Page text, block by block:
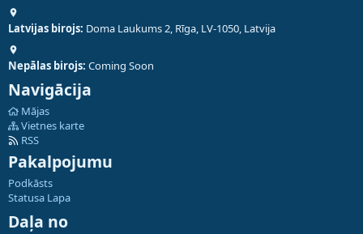
Latvijas birojs: Doma Laukums 2, Rīga, LV-1050, Latvija
Nepālas birojs: Coming Soon
Navigācija
Mājas
Vietnes karte
RSS
Pakalpojumu
Podkāsts
Statusa Lapa
Daļa no